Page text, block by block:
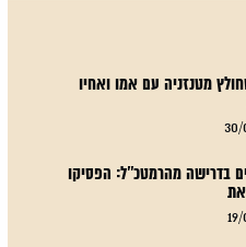
מטנזניה עם אמו ואחיו
30/
בדרישה מהרמטכ"ל: הפסיקו